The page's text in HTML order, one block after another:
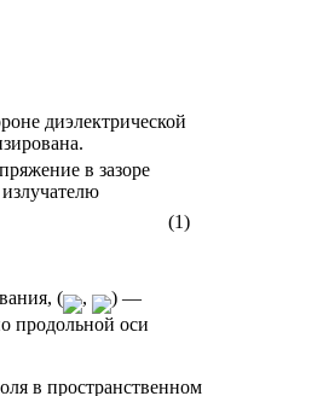
диэлектрической
в зазоре
(1)
( ,
) —
продольной оси
в пространственном